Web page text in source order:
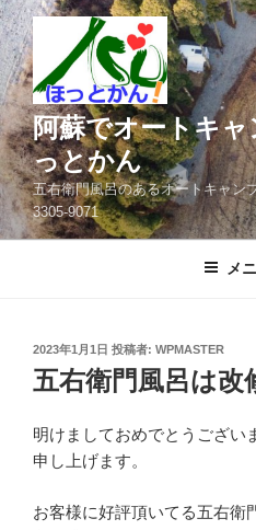
コ
ン
テ
ン
ツ
へ
ス
キ
ッ
阿蘇でオートキ
っとかん
五右衛門風呂のあるオートキャン
3305-9071
メ
投
稿
日:
2023年1月1日 投稿者: WPMASTER
五右衛門風呂は改
明けましておめでとうござい
申し上げます。
お客様に好評頂いてる五右衛